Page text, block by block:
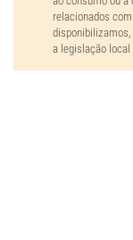
relacionados
a legislação local